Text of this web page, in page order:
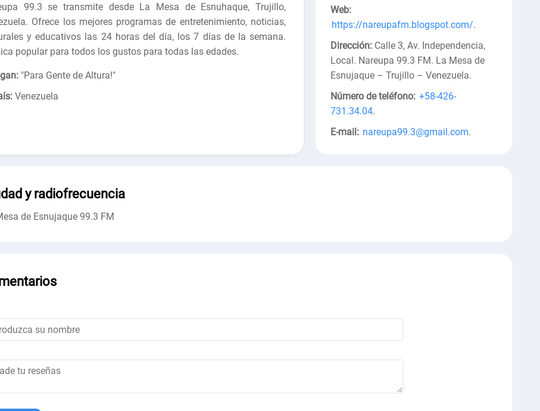
99.3 se transmite desde La Mesa de Esnuhaque, Trujillo,
Ofrece los mejores programas de entretenimiento, noticias,
y educativos las 24 horas del día, los 7 días de la semana.
popular para todos los gustos para todas las edades.
"Para Gente de Altura!"
Venezuela
Web:
https://nareupafm.blogspot.com/.
Dirección: Calle 3, Av. Independencia,
Local. Nareupa 99.3 FM. La Mesa de
Esnujaque – Trujillo – Venezuela.
Número de teléfono: +58-426-
731.34.04.
E-mail: nareupa99.3@gmail.com.
y radiofrecuencia
de Esnujaque 99.3 FM